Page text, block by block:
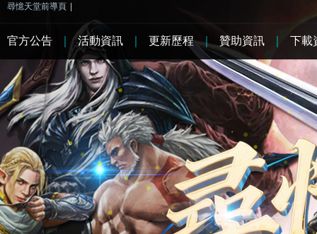
尋憶天堂前導頁